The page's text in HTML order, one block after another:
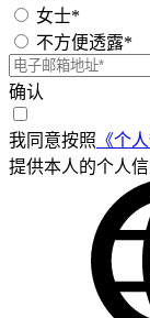
女士*
不方便透露*
确认
我同意按照 《个
提供本人的个人